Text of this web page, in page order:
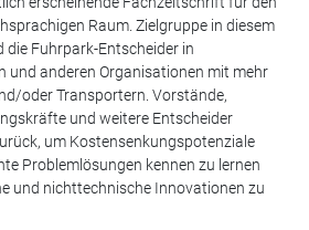
Raum. Zielgruppe in diesem
Fuhrpark-Entscheider in
und anderen Organisationen mit mehr
oder Transportern. Vorstände,
und weitere Entscheider
um Kostensenkungspotenziale
Problemlösungen kennen zu lernen
und nichttechnische Innovationen zu